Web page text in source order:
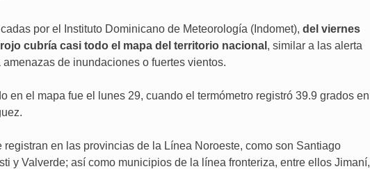
por el Instituto Dominicano de Meteorología (Indomet), del viernes
cubría casi todo el mapa del territorio nacional , similar a las alerta
de inundaciones o fuertes vientos.
en el mapa fue el lunes 29, cuando el termómetro registró 39.9 grados en
registran en las provincias de la Línea Noroeste, como son Santiago
y Valverde; así como municipios de la línea fronteriza, entre ellos Jimaní,